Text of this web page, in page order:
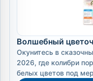
Волшебный
Окунитесь в
2026, где колибри
белых цветов под